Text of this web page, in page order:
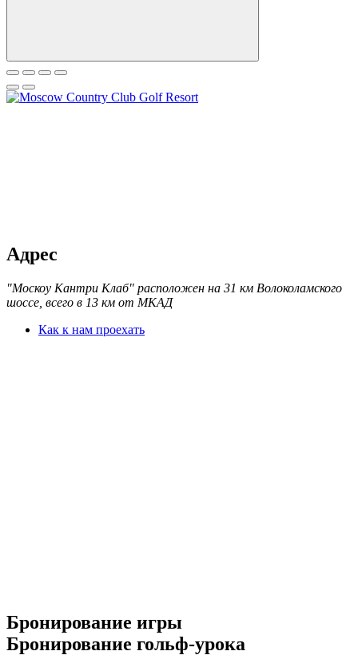
Адрес
"Москоу Кантри Клаб" расположен на 31 км Волоколамского
шоссе, всего в 13 км от МКАД
Как к нам проехать
Бронирование игры
Бронирование гольф-урока